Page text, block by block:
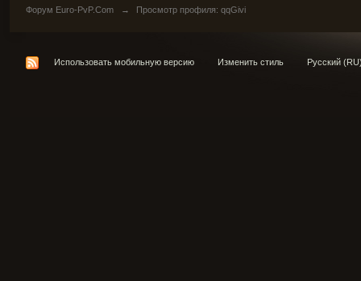
Форум Euro-PvP.Com → Просмотр профиля: qqGivi
Использовать мобильную версию Изменить стиль Русский